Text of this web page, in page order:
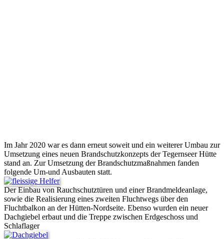
Im Jahr 2020 war es dann erneut soweit und ein weiterer Umbau zur
Umsetzung eines neuen Brandschutzkonzepts der Tegernseer Hütte
stand an. Zur Umsetzung der Brandschutzmaßnahmen fanden
folgende Um-und Ausbauten statt.
Der Einbau von Rauchschutztüren und einer Brandmeldeanlage,
sowie die Realisierung eines zweiten Fluchtwegs über den
Fluchtbalkon an der Hütten-Nordseite. Ebenso wurden ein neuer
Dachgiebel erbaut und die Treppe zwischen Erdgeschoss und
Schlaflager